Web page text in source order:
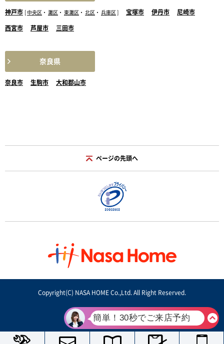
神戸市 中央区 ・ 灘区 ・ 東灘区 ・ 北区 ・ 兵庫区 宝塚市 伊丹市 尼崎市
西宮市 芦屋市 三田市
奈良県
奈良市 生駒市 大和郡山市
ページの先頭へ
Copyright(C) NASA HOME Co.,Ltd. All Right Reserved.